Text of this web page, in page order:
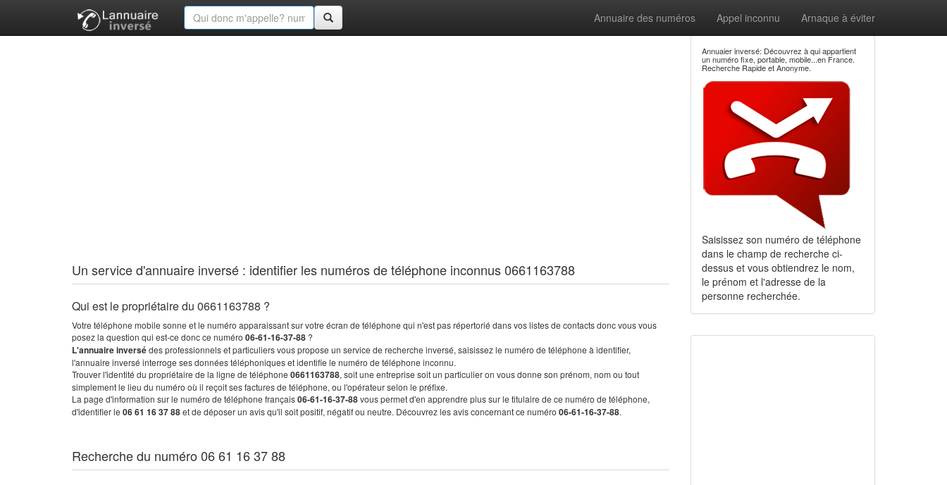
Annuaire des numéros Appel inconnu Arnaque à éviter
Un service d'annuaire inversé : identifier les numéros de téléphone inconnus 0661163788
Qui est le propriétaire du 0661163788 ?
Votre téléphone mobile sonne et le numéro apparaissant sur votre écran de téléphone qui n'est pas répertorié dans vos listes de contacts donc vous vous
posez la question qui est-ce donc ce numéro 06-61-16-37-88 ?
L'annuaire inversédes professionnels et particuliers vous propose un service de recherche inversé, saisissez le numéro de téléphone à identifier,
l'annuaire inversé interroge ses données téléphoniques et identifie le numéro de téléphone inconnu.
Trouver l'identité du propriétaire de la ligne de téléphone 0661163788, soit une entreprise soit un particulier on vous donne son prénom, nom ou tout
simplement le lieu du numéro où il reçoit ses factures de téléphone, ou l'opérateur selon le préfixe.
La page d'information sur le numéro de téléphone français06-61-16-37-88vous permet d'en apprendre plus sur le titulaire de ce numéro de téléphone,
d'identifier le 06 61 16 37 88et de déposer un avis qu'il soit positif, négatif ou neutre. Découvrez les avis concernant ce numéro 06-61-16-37-88.
Recherche du numéro 06 61 16 37 88
Annuaier inversé: Découvrez à qui appartient
un numéro fixe, portable, mobile...en France.
Recherche Rapide et Anonyme.
Saisissez son numéro de téléphone
dans le champ de recherche ci-
dessus et vous obtiendrez le nom,
le prénom et l'adresse de la
personne recherchée.